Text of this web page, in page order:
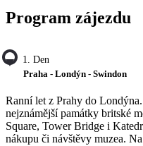
Program zájezdu
1. Den
Praha - Londýn - Swindon
Ranní let z Prahy do
nejznámější památky britské
Square, Tower Bridge i
nákupu či návštěvy muzea.